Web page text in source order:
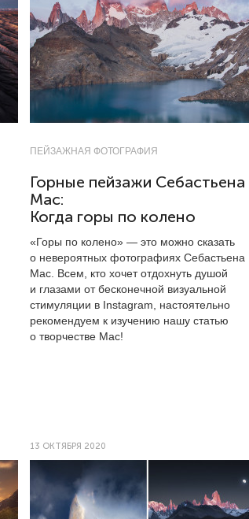
ПЕЙЗАЖНАЯ ФОТОГРАФИЯ
Горные пейзажи Себастьена
Мас:
Когда горы по колено
«Горы по колено» — это можно сказать
о невероятных фотографиях Себастьена
Мас. Всем, кто хочет отдохнуть душой
и глазами от бесконечной визуальной
стимуляции в Instagram, настоятельно
рекомендуем к изучению нашу статью
о творчестве Мас!
13 ОКТЯБРЯ 2020